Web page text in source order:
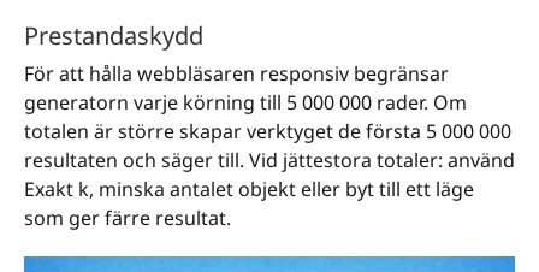
Prestandaskydd
För att hålla webbläsaren responsiv begränsar
generatorn varje körning till 5 000 000 rader. Om
totalen är större skapar verktyget de första 5 000 000
resultaten och säger till. Vid jättestora totaler: använd
Exakt k, minska antalet objekt eller byt till ett läge
som ger färre resultat.